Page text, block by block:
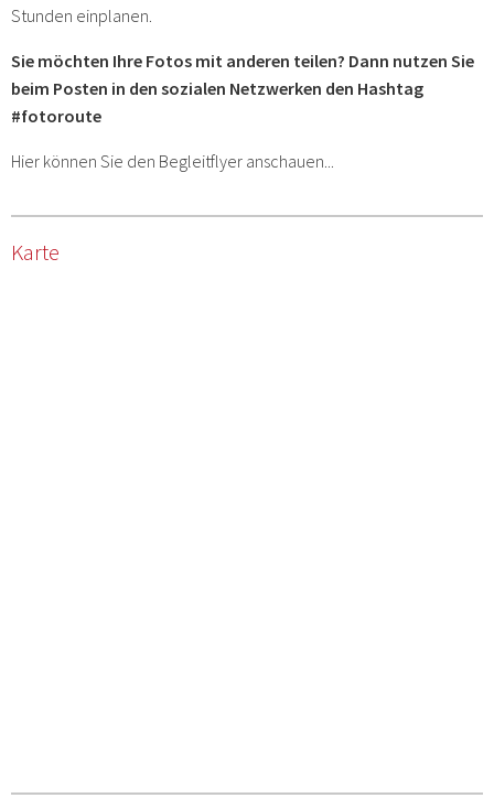
Stunden einplanen.
Sie möchten Ihre Fotos mit anderen teilen? Dann nutzen Sie
beim Posten in den sozialen Netzwerken den Hashtag
#fotoroute
Hier können Sie den Begleitflyer anschauen...
Karte